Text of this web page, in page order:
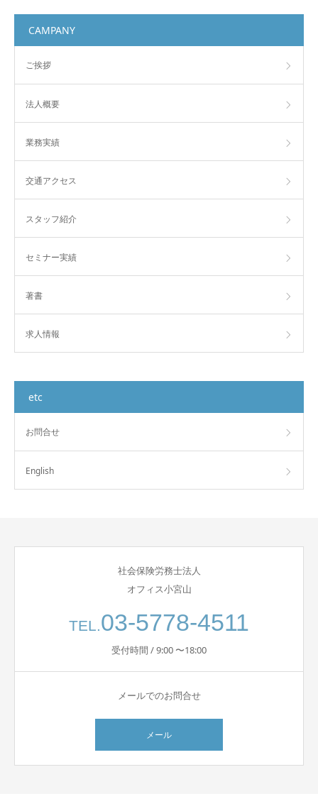
CAMPANY
ご挨拶
法人概要
業務実績
交通アクセス
スタッフ紹介
セミナー実績
著書
求人情報
etc
お問合せ
English
社会保険労務士法人
オフィス小宮山
TEL.03-5778-4511
受付時間 / 9:00 〜18:00
メールでのお問合せ
メール